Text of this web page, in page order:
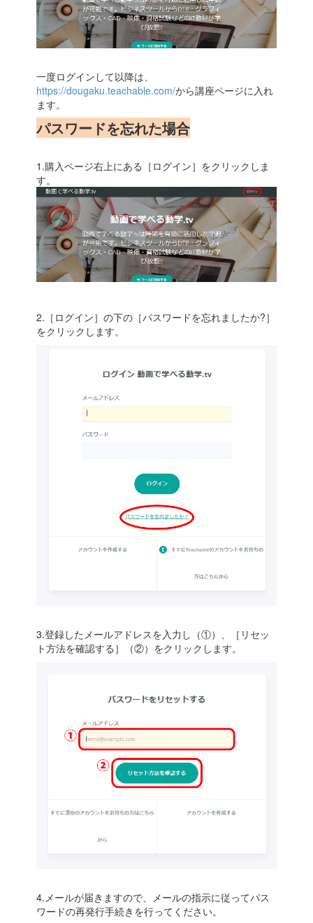
一度ログインして以降は、
https://dougaku.teachable.com/から講座ページに入れ
ます。
パスワードを忘れた場合
1.購入ページ右上にある［ログイン］をクリックしま
す。
2.［ログイン］の下の［パスワードを忘れましたか?］
をクリックします。
3.登録したメールアドレスを入力し（①）、［リセッ
ト方法を確認する］（②）をクリックします。
4.メールが届きますので、メールの指示に従ってパス
ワードの再発行手続きを行ってください。